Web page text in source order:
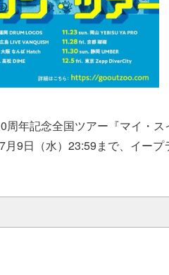
年記念全国ツアー『マイ・ス
月9日（水）23:59まで、イープ